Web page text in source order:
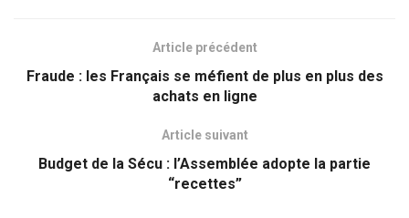
Article précédent
Fraude : les Français se méfient de plus en plus des
achats en ligne
Article suivant
Budget de la Sécu : l’Assemblée adopte la partie
“recettes”